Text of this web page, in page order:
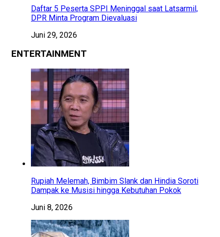
Daftar 5 Peserta SPPI Meninggal saat Latsarmil,
DPR Minta Program Dievaluasi
Juni 29, 2026
ENTERTAINMENT
Rupiah Melemah, Bimbim Slank dan Hindia Soroti
Dampak ke Musisi hingga Kebutuhan Pokok
Juni 8, 2026